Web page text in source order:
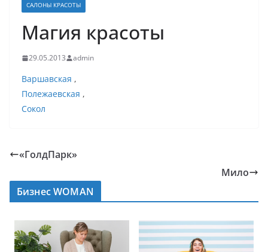
САЛОНЫ КРАСОТЫ
Магия красоты
29.05.2013 admin
Варшавская ,
Полежаевская ,
Сокол
«ГолдПарк»
Мило
Бизнес WOMAN